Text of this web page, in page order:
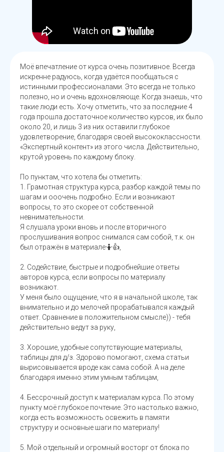
Моё впечатление от курса очень позитивное. Всегда
искренне радуюсь, когда удаётся пообщаться с
истинными профессионалами. Это всегда не только
полезно, но и очень вдохновляюще. Когда знаешь, что
такие люди есть. Хочу отметить, что за последние 4
года прошла достаточное количество курсов, их было
около 20, и лишь 3 из них оставили глубокое
удовлетворение, благодаря своей высококлассности.
«Экспертный контент» из этого числа. Действительно,
крутой уровень по каждому блоку.
По пунктам, что хотела бы отметить:
1. Грамотная структура курса, разбор каждой темы по
шагам и ооочень подробно. Если и возникают
вопросы, то это скорее от собственной
невнимательности.
Я слушала уроки вновь и после вторичного
прослушивания вопрос снимался сам собой, т.к. он
был отражён в материале🤷👍,
2. Содействие, быстрые и подробнейшие ответы
авторов курса, если вопросы по материалу
возникают.
У меня было ощущение, что я в начальной школе, так
внимательно и до мелочей прорабатывался каждый
ответ. Сравнение в положительном смысле)) - тебя
действительно ведут за руку,
3. Хорошие, удобные сопутствующие материалы,
таблицы для д/з. Здорово помогают, схема статьи
вырисовывается вроде как сама собой. А на деле
благодаря именно этим умным таблицам,
4. Бессрочный доступ к материалам курса. По этому
пункту моё глубокое почтение. Это настолько важно,
когда есть возможность освежить в памяти
структуру и основные шаги по материалу!
5. Мой отдельный и огромный восторг от блока по